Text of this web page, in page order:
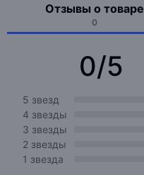
Отзывы о товаре
0
0/5
5 звезд
4 звезды
3 звезды
2 звезды
1 звезда